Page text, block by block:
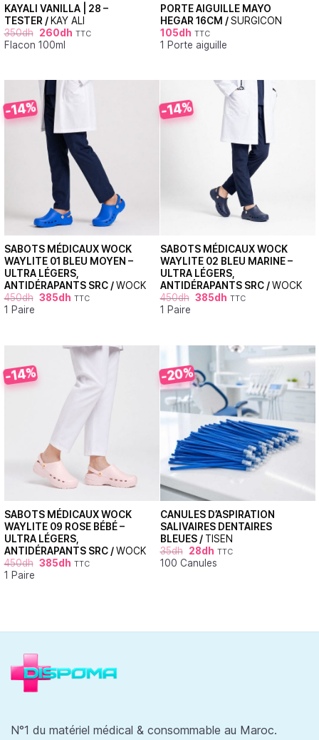
KAYALI VANILLA | 28 –
TESTER / KAY ALI
350dh 260dh TTC
Flacon 100ml
PORTE AIGUILLE MAYO
HEGAR 16CM /SURGICON
105dh TTC
1 Porte aiguille
-14%
SABOTS MÉDICAUX WOCK
WAYLITE 01 BLEU MOYEN –
ULTRA LÉGERS,
ANTIDÉRAPANTS SRC /WOCK
450dh 385dh TTC
1 Paire
-14%
SABOTS MÉDICAUX WOCK
WAYLITE 02 BLEU MARINE –
ULTRA LÉGERS,
ANTIDÉRAPANTS SRC /WOCK
450dh 385dh TTC
1 Paire
-14%
SABOTS MÉDICAUX WOCK
WAYLITE 09 ROSE BÉBÉ –
ULTRA LÉGERS,
ANTIDÉRAPANTS SRC /WOCK
450dh 385dh TTC
1 Paire
-20%
CANULES D’ASPIRATION
SALIVAIRES DENTAIRES
BLEUES / TISEN
35dh 28dh TTC
100 Canules
N°1 du matériel médical & consommable au Maroc.